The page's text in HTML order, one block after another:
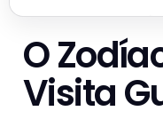
O
Visita